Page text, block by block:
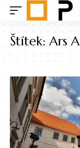
Štítek:Ars